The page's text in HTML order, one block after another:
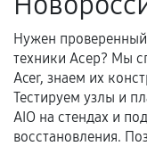
Документы
гарантии
Гарантийный
Нужен
техники Асер? Мы
Acer, знаем их
Тестируем узлы и
AIO на стендах и
восстановления.